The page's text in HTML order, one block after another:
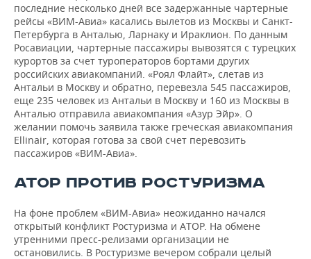
последние несколько дней все задержанные чартерные
рейсы «ВИМ-Авиа» касались вылетов из Москвы и Санкт-
Петербурга в Анталью, Ларнаку и Ираклион. По данным
Росавиации, чартерные пассажиры вывозятся с турецких
курортов за счет туроператоров бортами других
российских авиакомпаний. «Роял Флайт», слетав из
Антальи в Москву и обратно, перевезла 545 пассажиров,
еще 235 человек из Антальи в Москву и 160 из Москвы в
Анталью отправила авиакомпания «Азур Эйр». О
желании помочь заявила также греческая авиакомпания
Ellinair, которая готова за свой счет перевозить
пассажиров «ВИМ-Авиа».
АТОР ПРОТИВ РОСТУРИЗМА
На фоне проблем «ВИМ-Авиа» неожиданно начался
открытый конфликт Ростуризма и АТОР. На обмене
утренними пресс-релизами организации не
остановились. В Ростуризме вечером собрали целый